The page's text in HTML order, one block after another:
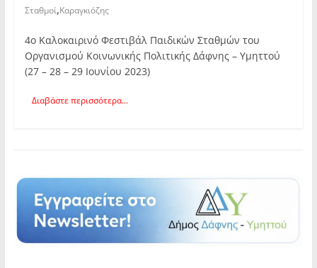
Σταθμοί,Καραγκιόζης
4ο Καλοκαιρινό Φεστιβάλ Παιδικών Σταθμών του
Οργανισμού Κοινωνικής Πολιτικής Δάφνης – Υμηττού
(27 – 28 – 29 Ιουνίου 2023)
Διαβάστε περισσότερα...